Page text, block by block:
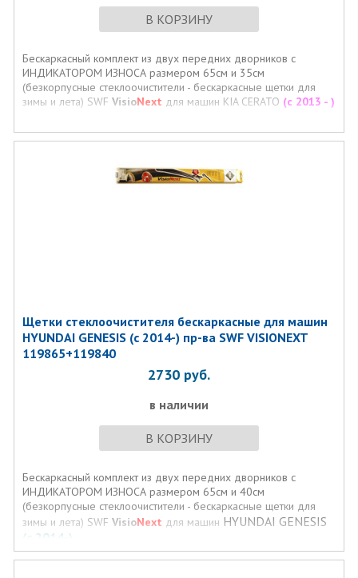
В КОРЗИНУ
Бескаркасный комплект из двух передних дворников с
ИНДИКАТОРОМ ИЗНОСА размером 65см и 35см
(безкорпусные стеклоочистители - бескаркасные щетки для
зимы и лета) SWF VisioNext для машин KIA CERATO (с 2013 - )
Щетки стеклоочистителя бескаркасные для машин
HYUNDAI GENESIS (с 2014-) пр-ва SWF VISIONEXT
119865+119840
2730 руб.
в наличии
В КОРЗИНУ
Бескаркасный комплект из двух передних дворников с
ИНДИКАТОРОМ ИЗНОСА размером 65см и 40см
(безкорпусные стеклоочистители - бескаркасные щетки для
зимы и лета) SWF VisioNext для машин HYUNDAI GENESIS
(с 2014-)